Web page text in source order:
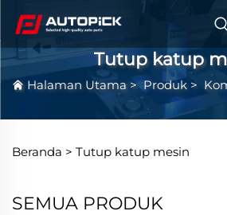
Tutup katup
Halaman Utama>Produk >
Beranda > Tutup katup mesin
SEMUA PRODUK